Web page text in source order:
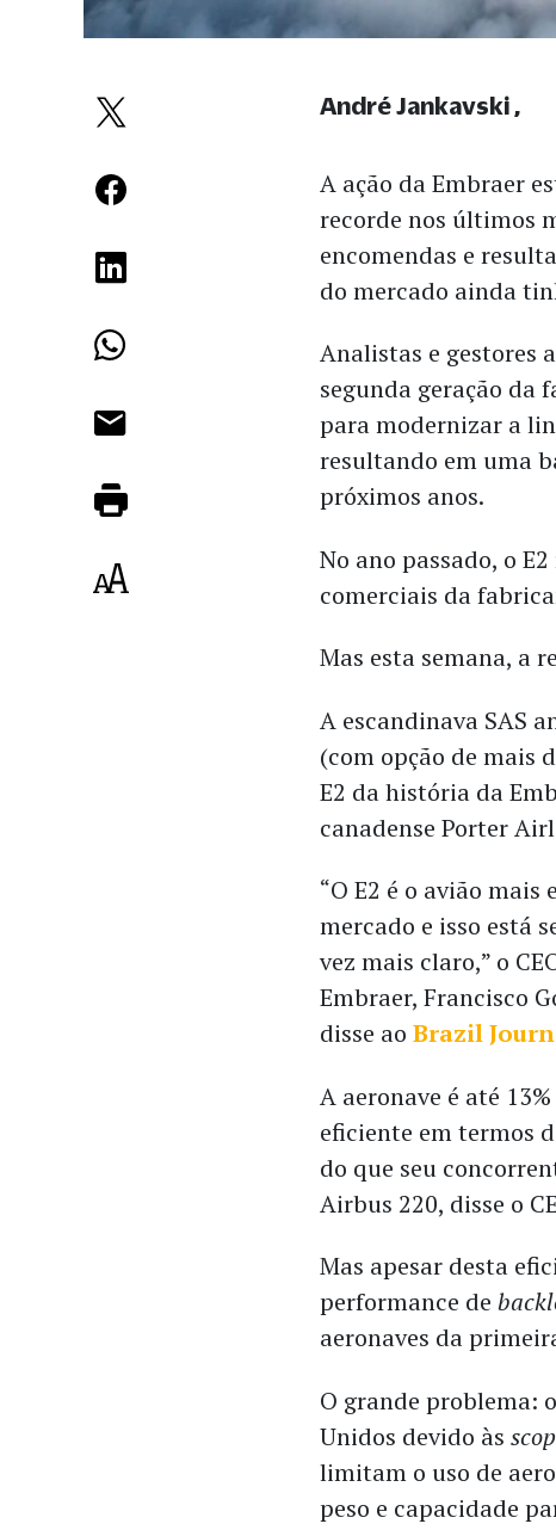
A ação da Embraer
recorde nos últimos
encomendas e
do mercado ainda
Analistas e gestores
segunda geração da
para modernizar a
resultando em uma
próximos anos.
No ano passado, o
comerciais da
Mas esta semana, a
A escandinava SAS
(com opção de mais
E2 da história da
canadense Porter
“O E2 é o avião mais
mercado e isso está
vez mais claro,” o
Embraer, Francisco
disse aoBrazil
A aeronave é até
eficiente em termos
do que seu
Airbus 220, disse o
Mas apesar desta
performance de
aeronaves da
O grande problema:
Unidos devido às
limitam o uso de
peso e capacidade
André Jankavski